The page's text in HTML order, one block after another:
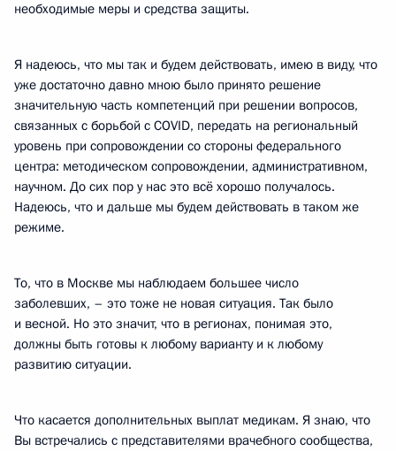
необходимые меры и средства защиты.
Я надеюсь, что мы так и будем действовать, имею в виду, что
уже достаточно давно мною было принято решение
значительную часть компетенций при решении вопросов,
связанных с борьбой с COVID, передать на региональный
уровень при сопровождении со стороны федерального
центра: методическом сопровождении, административном,
научном. До сих пор у нас это всё хорошо получалось.
Надеюсь, что и дальше мы будем действовать в таком же
режиме.
То, что в Москве мы наблюдаем большее число
заболевших, – это тоже не новая ситуация. Так было
и весной. Но это значит, что в регионах, понимая это,
должны быть готовы к любому варианту и к любому
развитию ситуации.
Что касается дополнительных выплат медикам. Я знаю, что
Вы встречались с представителями врачебного сообщества,